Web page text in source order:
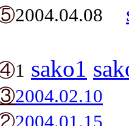
2004.04.08
1 sako1
2004.02.10
2004.01.15